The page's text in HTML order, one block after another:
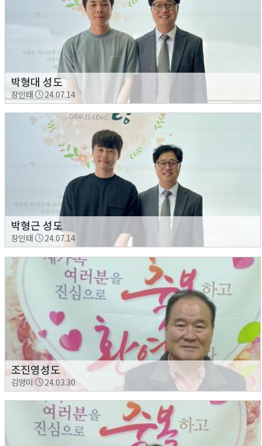
박형대 성도
장인태 24.07.14
박형근 성도
장인태 24.07.14
조진영성도
김영미 24.03.30